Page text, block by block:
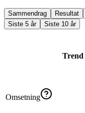
Sammendrag Resultat
Siste 5 år
Siste 10 år
Trend
Omsetning